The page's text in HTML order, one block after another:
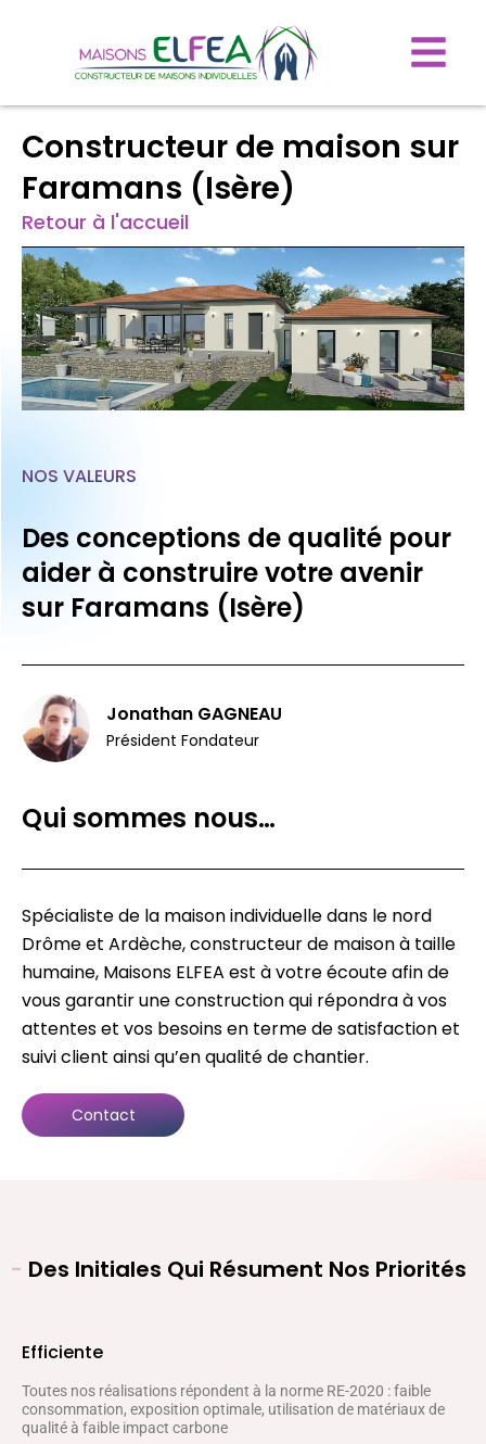
Constructeur de maison sur
Faramans (Isère)
Retour à l'accueil
Qui sommes nous…
Spécialiste de la maison individuelle dans le nord
Drôme et Ardèche, constructeur de maison à taille
humaine, Maisons ELFEA est à votre écoute afin de
vous garantir une construction qui répondra à vos
attentes et vos besoins en terme de satisfaction et
suivi client ainsi qu’en qualité de chantier.
Contact
NOS VALEURS
Des conceptions de qualité pour
aider à construire votre avenir
sur Faramans (Isère)
Jonathan GAGNEAU
Président Fondateur
- Des Initiales Qui Résument Nos Priorités
Efficiente
Toutes nos réalisations répondent à la norme RE-2020 : faible
consommation, exposition optimale, utilisation de matériaux de
qualité à faible impact carbone